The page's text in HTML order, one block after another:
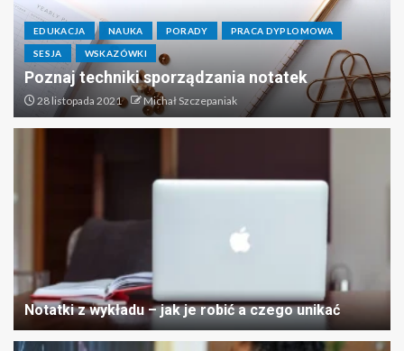
EDUKACJA NAUKA PORADY PRACA DYPLOMOWA
SESJA WSKAZÓWKI
Poznaj techniki sporządzania notatek
28 listopada 2021 Michał Szczepaniak
Notatki z wykładu – jak je robić a czego unikać